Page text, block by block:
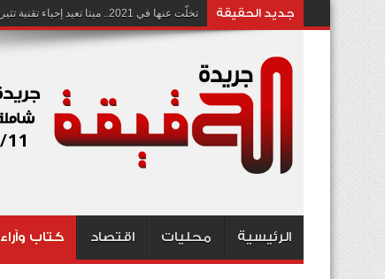
جديد الحقيقة تخلّت عنها في 2021.. ميتا تعيد إحياء تقنية تثير الجدل بشأن انتهاك الخصوصية
الرئيسية محليات اقتصاد كتاب وآراء